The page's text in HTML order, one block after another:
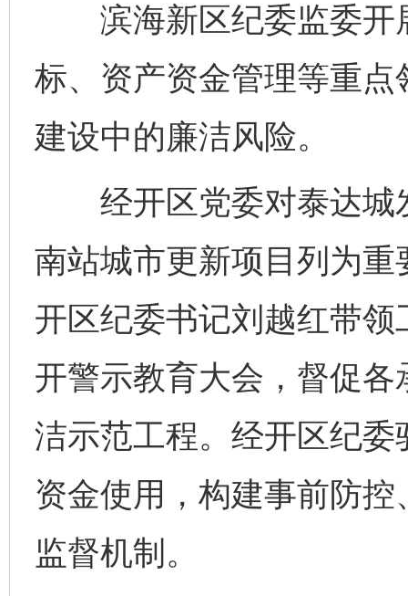
滨海新区纪委监委开
标、资产资金管理等重
建设中的廉洁风险。
经开区党委对泰达城
南站城市更新项目列为
开区纪委书记刘越红带
开警示教育大会，督促
洁示范工程。经开区纪
资金使用，构建事前防
监督机制。